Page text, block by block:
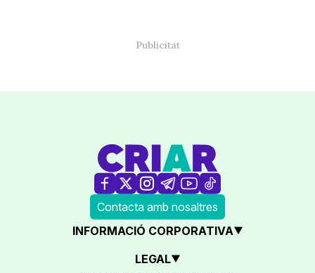
Contacta amb nosaltres
INFORMACIÓ CORPORATIVA
LEGAL